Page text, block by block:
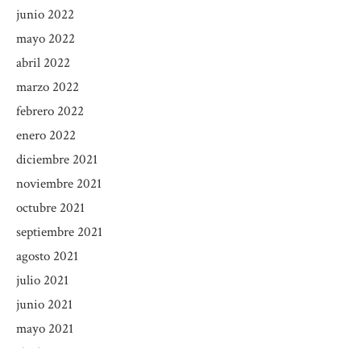
junio 2022
mayo 2022
abril 2022
marzo 2022
febrero 2022
enero 2022
diciembre 2021
noviembre 2021
octubre 2021
septiembre 2021
agosto 2021
julio 2021
junio 2021
mayo 2021